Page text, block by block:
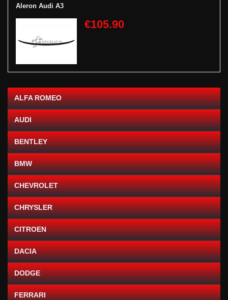
Aleron Audi A3
€105.90
ALFA ROMEO
AUDI
BENTLEY
BMW
CHEVROLET
CHRYSLER
CITROEN
DACIA
DODGE
FERRARI